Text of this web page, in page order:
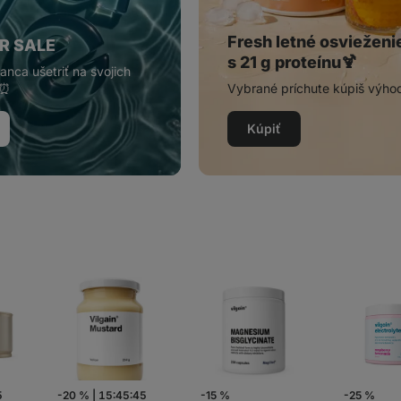
SALE
ušetriť na svojich
Fresh letné
s 21 g proteínu🍹
Vybrané príchute kúpiš
Kúpiť
-20 % 15:45:42 -15 % -25 %